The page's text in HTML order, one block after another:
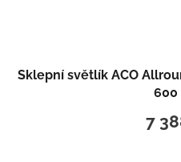
Sklepní světlík ACO
600
7